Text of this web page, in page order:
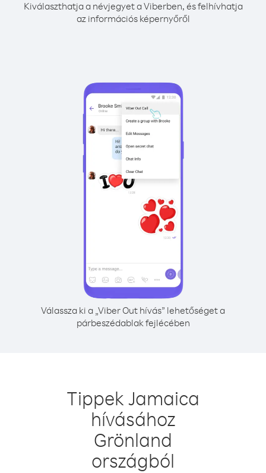
Kiválaszthatja a névjegyet a Viberben, és felhívhatja
az információs képernyőről
Válassza ki a „Viber Out hívás” lehetőséget a
párbeszédablak fejlécében
Tippek Jamaica
hívásához
Grönland
országból